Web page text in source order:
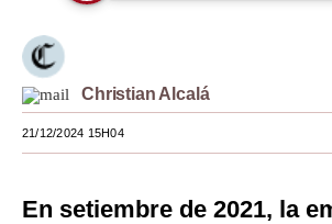
EEUU
México
España
Internacional
Christian Alcalá
21/12/2024 15H04
En setiembre de 2021, la